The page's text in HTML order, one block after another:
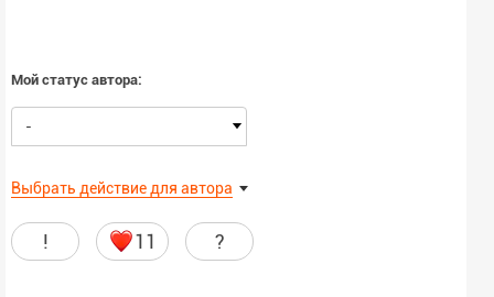
Мой статус автора:
-
Выбрать действие для автора
! 11 ?